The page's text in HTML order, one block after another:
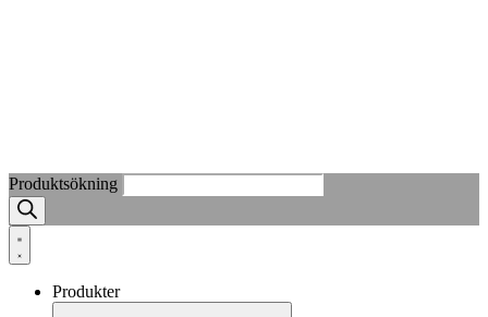
Produktsökning
Produkter